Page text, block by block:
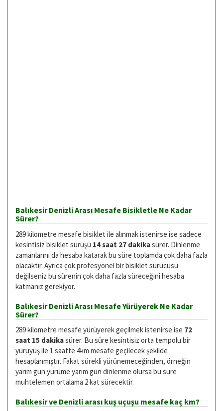
Balıkesir Denizli Arası Mesafe Bisikletle Ne Kadar
Sürer?
289 kilometre mesafe bisiklet ile alınmak istenirse ise sadece
kesintisiz bisiklet sürüşü 14 saat 27 dakikasürer. Dinlenme
zamanlarını da hesaba katarak bu süre toplamda çok daha fazla
olacaktır. Ayrıca çok profesyonel bir bisiklet sürücüsü
değilseniz bu sürenin çok daha fazla süreceğini hesaba
katmanız gerekiyor.
Balıkesir Denizli Arası Mesafe Yürüyerek Ne Kadar
Sürer?
289 kilometre mesafe yürüyerek geçilmek istenirse ise 72
saat 15 dakikasürer. Bu süre kesintisiz orta tempolu bir
yürüyüş ile 1 saatte 4km mesafe geçilecek şekilde
hesaplanmıştır. Fakat sürekli yürünemeceğinden, örneğin
yarım gün yürüme yarım gün dinlenme olursa bu süre
muhtelemen ortalama 2 kat sürecektir.
Balıkesir ve Denizli arası kuş uçuşu mesafe kaç km?